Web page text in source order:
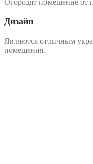
Огородят помещение от
Дизайн
Являются отличным
помещения.